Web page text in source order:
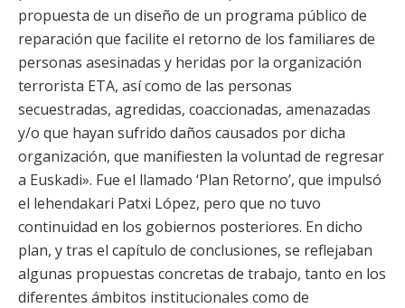
propuesta de un diseño de un programa público de
reparación que facilite el retorno de los familiares de
personas asesinadas y heridas por la organización
terrorista ETA, así como de las personas
secuestradas, agredidas, coaccionadas, amenazadas
y/o que hayan sufrido daños causados por dicha
organización, que manifiesten la voluntad de regresar
a Euskadi». Fue el llamado ‘Plan Retorno’, que impulsó
el lehendakari Patxi López, pero que no tuvo
continuidad en los gobiernos posteriores. En dicho
plan, y tras el capítulo de conclusiones, se reflejaban
algunas propuestas concretas de trabajo, tanto en los
diferentes ámbitos institucionales como de